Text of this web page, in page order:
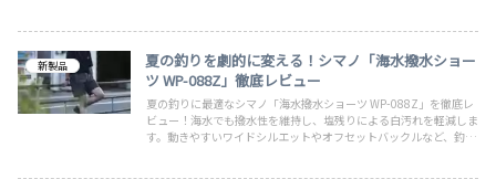
新製品
夏の釣りを劇的に変える！シマノ「海水撥水ショー
ツ WP-088Z」徹底レビュー
夏の釣りに最適なシマノ「海水撥水ショーツ WP-088Z」を徹底レ
ビュー！海水でも撥水性を維持し、塩残りによる白汚れを軽減しま
す。動きやすいワイドシルエットやオフセットバックルなど、釣り